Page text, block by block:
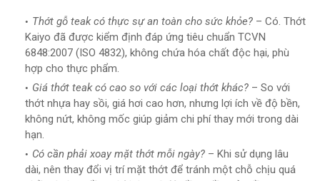
Thớt gỗ teak có thực sự an toàn cho sức khỏe? – Có. Thớt
Kaiyo đã được kiểm định đáp ứng tiêu chuẩn TCVN
6848:2007 (ISO 4832), không chứa hóa chất độc hại, phù
hợp cho thực phẩm.
Giá thớt teak có cao so với các loại thớt khác? – So với
thớt nhựa hay sồi, giá hơi cao hơn, nhưng lợi ích về độ bền,
không nứt, không mốc giúp giảm chi phí thay mới trong dài
hạn.
Có cần phải xoay mặt thớt mỗi ngày? – Khi sử dụng lâu
dài, nên thay đổi vị trí mặt thớt để tránh một chỗ chịu quá